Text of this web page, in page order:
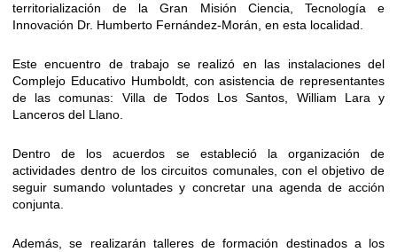
territorialización de la Gran Misión Ciencia, Tecnología e
Innovación Dr. Humberto Fernández-Morán, en esta localidad.
Este encuentro de trabajo se realizó en las instalaciones del
Complejo Educativo Humboldt, con asistencia de representantes
de las comunas: Villa de Todos Los Santos, William Lara y
Lanceros del Llano.
Dentro de los acuerdos se estableció la organización de
actividades dentro de los circuitos comunales, con el objetivo de
seguir sumando voluntades y concretar una agenda de acción
conjunta.
Además, se realizarán talleres de formación destinados a los